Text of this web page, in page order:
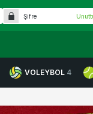
VOLEYBOL 4